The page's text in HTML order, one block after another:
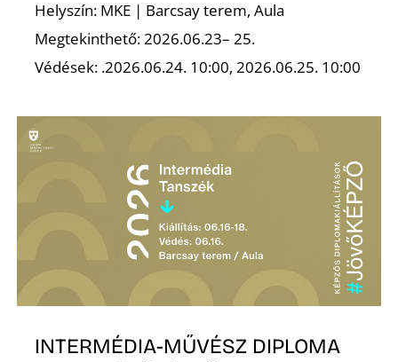
Helyszín: MKE | Barcsay terem, Aula
Megtekinthető: 2026.06.23– 25.
Védések: .2026.06.24. 10:00, 2026.06.25. 10:00
INTERMÉDIA-MŰVÉSZ DIPLOMA